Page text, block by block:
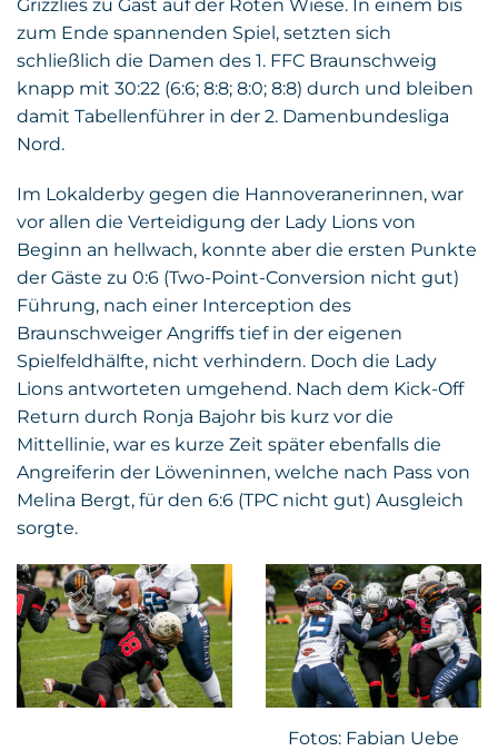
Grizzlies zu Gast auf der Roten Wiese. In einem bis
zum Ende spannenden Spiel, setzten sich
schließlich die Damen des 1. FFC Braunschweig
knapp mit 30:22 (6:6; 8:8; 8:0; 8:8) durch und bleiben
damit Tabellenführer in der 2. Damenbundesliga
Nord.
Im Lokalderby gegen die Hannoveranerinnen, war
vor allen die Verteidigung der Lady Lions von
Beginn an hellwach, konnte aber die ersten Punkte
der Gäste zu 0:6 (Two-Point-Conversion nicht gut)
Führung, nach einer Interception des
Braunschweiger Angriffs tief in der eigenen
Spielfeldhälfte, nicht verhindern. Doch die Lady
Lions antworteten umgehend. Nach dem Kick-Off
Return durch Ronja Bajohr bis kurz vor die
Mittellinie, war es kurze Zeit später ebenfalls die
Angreiferin der Löweninnen, welche nach Pass von
Melina Bergt, für den 6:6 (TPC nicht gut) Ausgleich
sorgte.
Fotos: Fabian Uebe